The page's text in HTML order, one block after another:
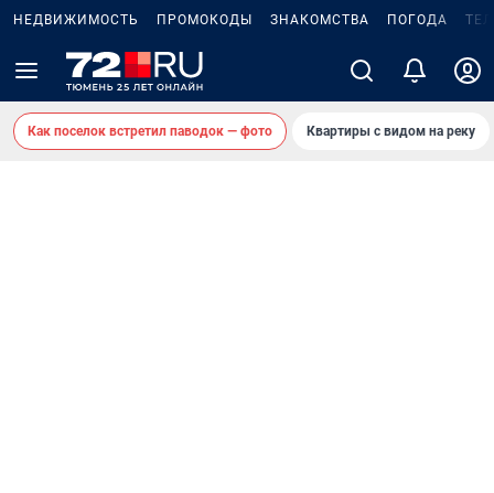
НЕДВИЖИМОСТЬ ПРОМОКОДЫ ЗНАКОМСТВА ПОГОДА
Как поселок встретил паводок — фото Квартиры с видом на реку